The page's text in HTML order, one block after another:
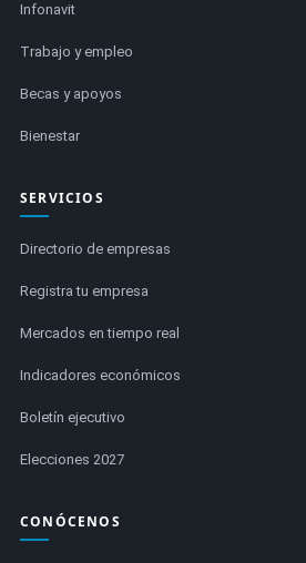
Infonavit
Trabajo y empleo
Becas y apoyos
Bienestar
SERVICIOS
Directorio de empresas
Registra tu empresa
Mercados en tiempo real
Indicadores económicos
Boletín ejecutivo
Elecciones 2027
CONÓCENOS